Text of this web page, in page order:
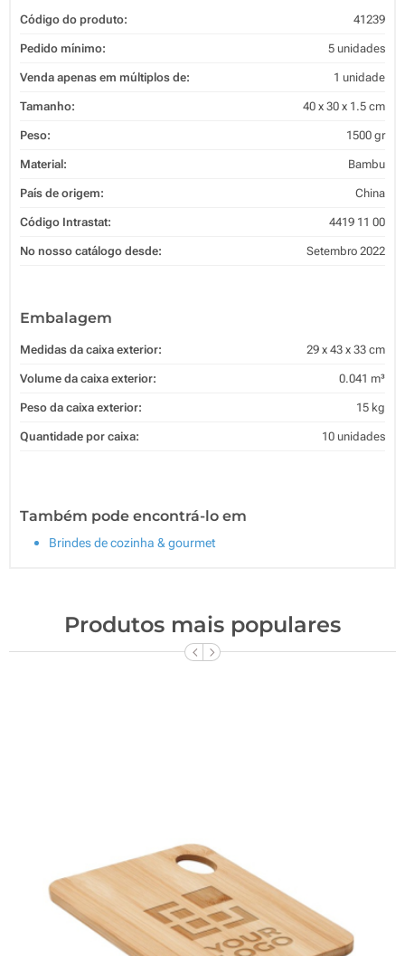
Código do produto: 41239
Pedido mínimo: 5 unidades
Venda apenas em múltiplos de: 1 unidade
Tamanho: 40 x 30 x 1.5 cm
Peso: 1500 gr
Material: Bambu
País de origem: China
Código Intrastat: 4419 11 00
No nosso catálogo desde: Setembro 2022
Embalagem
Medidas da caixa exterior: 29 x 43 x 33 cm
Volume da caixa exterior: 0.041 m³
Peso da caixa exterior: 15 kg
Quantidade por caixa: 10 unidades
Também pode encontrá-lo em
Brindes de cozinha & gourmet
Produtos mais populares